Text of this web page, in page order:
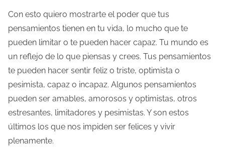
Con esto quiero mostrarte el poder que tus
pensamientos tienen en tu vida, lo mucho que te
pueden limitar o te pueden hacer capaz. Tu mundo es
un reflejo de lo que piensas y crees. Tus pensamientos
te pueden hacer sentir feliz o triste, optimista o
pesimista, capaz o incapaz. Algunos pensamientos
pueden ser amables, amorosos y optimistas, otros
estresantes, limitadores y pesimistas. Y son estos
últimos los que nos impiden ser felices y vivir
plenamente.